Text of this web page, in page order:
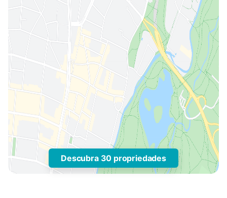
Descubra 30 propriedades